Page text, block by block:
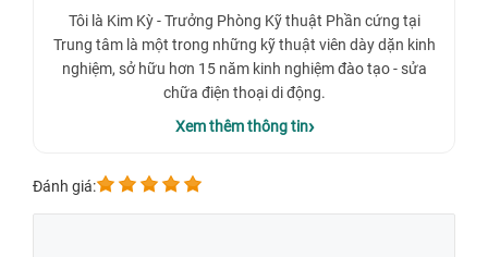
Tôi là Kim Kỳ - Trưởng Phòng Kỹ thuật Phần cứng tại
Trung tâm là một trong những kỹ thuật viên dày dặn kinh
nghiệm, sở hữu hơn 15 năm kinh nghiệm đào tạo - sửa
chữa điện thoại di động.
Xem thêm thông tin
Đánh giá: